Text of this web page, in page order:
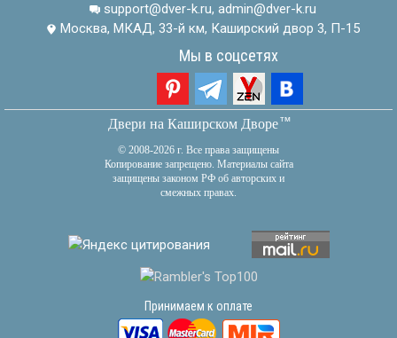
support@dver-k.ru, admin@dver-k.ru
Москва, МКАД, 33-й км, Каширский двор 3, П-15
Мы в соцсетях
Двери на Каширском Дворетм
© 2008-2026 г. Все права защищены
Копирование запрещено. Материалы сайта
защищены законом РФ об авторских и
смежных правах.
Принимаем к оплате